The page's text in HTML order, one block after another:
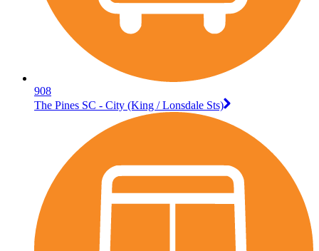
908
The Pines SC - City (King / Lonsdale Sts)